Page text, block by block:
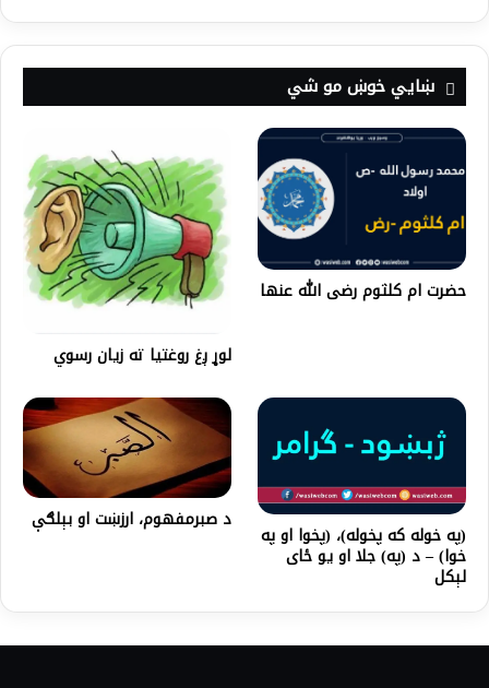
ښايي خوښ مو شي
حضرت ام كلثوم رضى الله عنها
لوړ ږغ روغتيا ته زيان رسوي
(په خوله که پخوله)، (پخوا او په
خوا) – د (په) جلا او یو ځای
لېکل
د صبرمفهوم، ارزښت او بېلګې